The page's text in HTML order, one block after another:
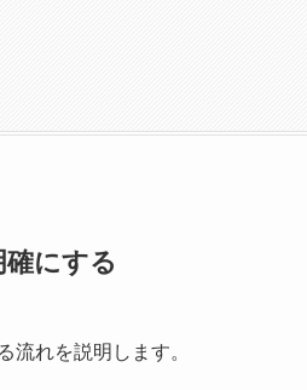
にする
流れを説明します。